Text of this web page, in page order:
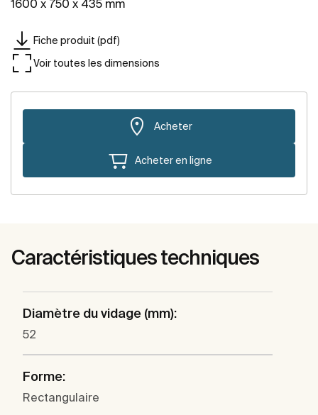
1600 x 750 x 435 mm
Fiche produit (pdf)
Voir toutes les dimensions
Acheter
Acheter en ligne
Caractéristiques techniques
Diamètre du vidage (mm):
52
Forme:
Rectangulaire